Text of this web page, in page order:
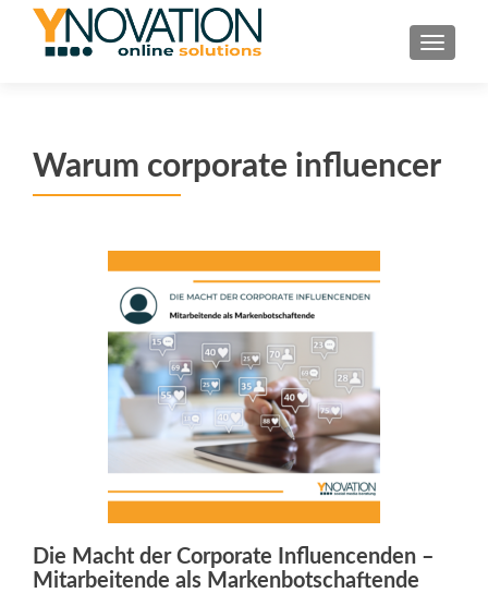
Warum corporate influencer
Die Macht der Corporate Influencenden –
Mitarbeitende als Markenbotschaftende